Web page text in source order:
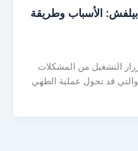
بيلفش: الأسباب وطريقة
التشغيل من المشكلات
قد تحول عملية الطهي